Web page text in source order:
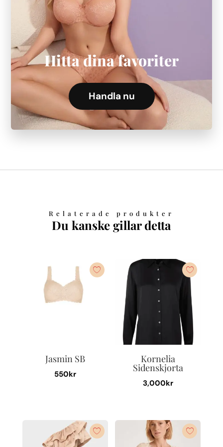
Hitta dina favoriter
Handla nu
Relaterade produkter
Du kanske gillar detta
Jasmin SB
550kr
har
flera
Kornelia
Sidenskjorta
3,000kr
produkten
har